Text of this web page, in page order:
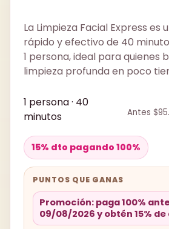
La Limpieza Facial Express
rápido y efectivo de 40
1 persona, ideal para quienes
limpieza profunda en poco
1 persona · 40
minutos
Antes
15% dto pagando 100%
PUNTOS QUE GANAS
Promoción: paga 100%
09/08/2026 y obtén 15%